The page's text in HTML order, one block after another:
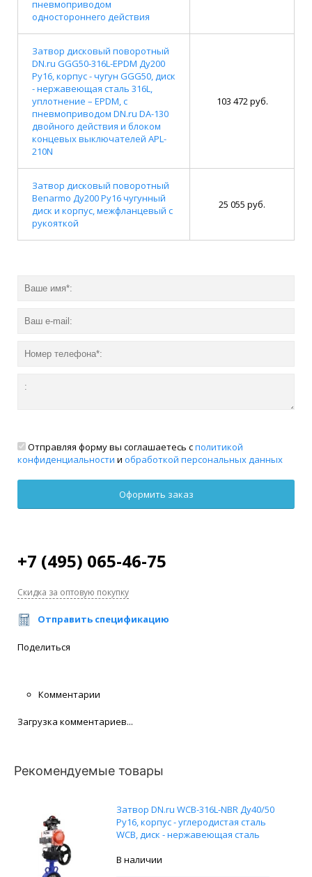
пневмоприводом
одностороннего действия
Затвор дисковый поворотный
DN.ru GGG50-316L-EPDM Ду200
Ру16, корпус - чугун GGG50, диск
- нержавеющая сталь 316L,
уплотнение – EPDM, с
пневмоприводом DN.ru DA-130
двойного действия и блоком
концевых выключателей APL-
210N
103 472 руб.
Затвор дисковый поворотный
Benarmo Ду200 Ру16 чугунный
диск и корпус, межфланцевый с
рукояткой
25 055 руб.
Отправляя форму вы соглашаетесь сполитикой
конфиденциальности и обработкой персональных данных
+7 (495) 065-46-75
Скидка за оптовую покупку
Отправить спецификацию
Поделиться
Комментарии
Загрузка комментариев...
Рекомендуемые товары
Затвор DN.ru WCB-316L-NBR Ду40/50
Ру16, корпус - углеродистая сталь
WCB, диск - нержавеющая сталь
пневмоприводом DN.ru DA-052, с
В наличии